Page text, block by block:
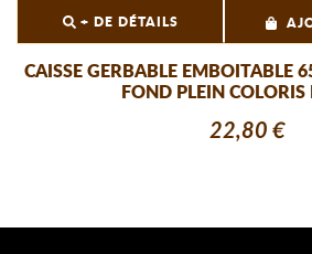
+ DE DÉTAILS
CAISSE GERBABLE EMBOITABLE
FOND PLEIN COLORIS
22,80 €